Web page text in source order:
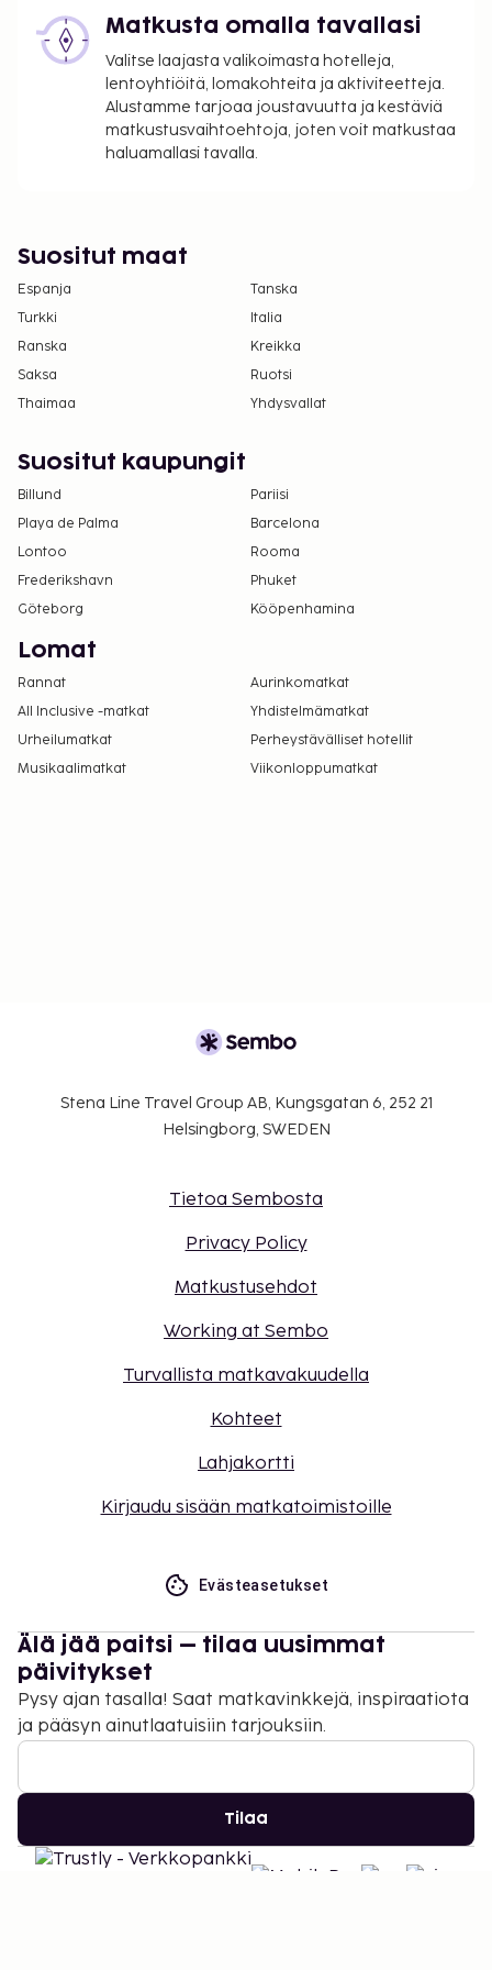
eivät voi ylittää 1000 EUR:n suuruista summaa
tässä majoituspaikassa. Saat lisätietoja asiasta
ottamalla yhteyttä majoituspaikkaan
varausvahvistuksessa olevien tietojen avulla.
Kaikki maksut voidaan maksaa käteisettömillä
maksutavoilla.
Matkusta omalla tavallasi
Valitse laajasta valikoimasta hotelleja,
lentoyhtiöitä, lomakohteita ja aktiviteetteja.
Alustamme tarjoaa joustavuutta ja kestäviä
matkustusvaihtoehtoja, joten voit matkustaa
haluamallasi tavalla.
Suositut maat
Espanja
Tanska
Turkki
Italia
Ranska
Kreikka
Saksa
Ruotsi
Thaimaa
Yhdysvallat
Suositut kaupungit
Billund
Pariisi
Playa de Palma
Barcelona
Lontoo
Rooma
Frederikshavn
Phuket
Göteborg
Kööpenhamina
Lomat
Rannat
Aurinkomatkat
All Inclusive -matkat
Yhdistelmämatkat
Urheilumatkat
Perheystävälliset hotellit
Musikaalimatkat
Viikonloppumatkat
Stena Line Travel Group AB, Kungsgatan 6, 252 21
Helsingborg, SWEDEN
Tietoa Sembosta
Privacy Policy
Matkustusehdot
Working at Sembo
Turvallista matkavakuudella
Kohteet
Lahjakortti
Kirjaudu sisään matkatoimistoille
Evästeasetukset
Älä jää paitsi – tilaa uusimmat
päivitykset
Pysy ajan tasalla! Saat matkavinkkejä, inspiraatiota
ja pääsyn ainutlaatuisiin tarjouksiin.
Tilaa